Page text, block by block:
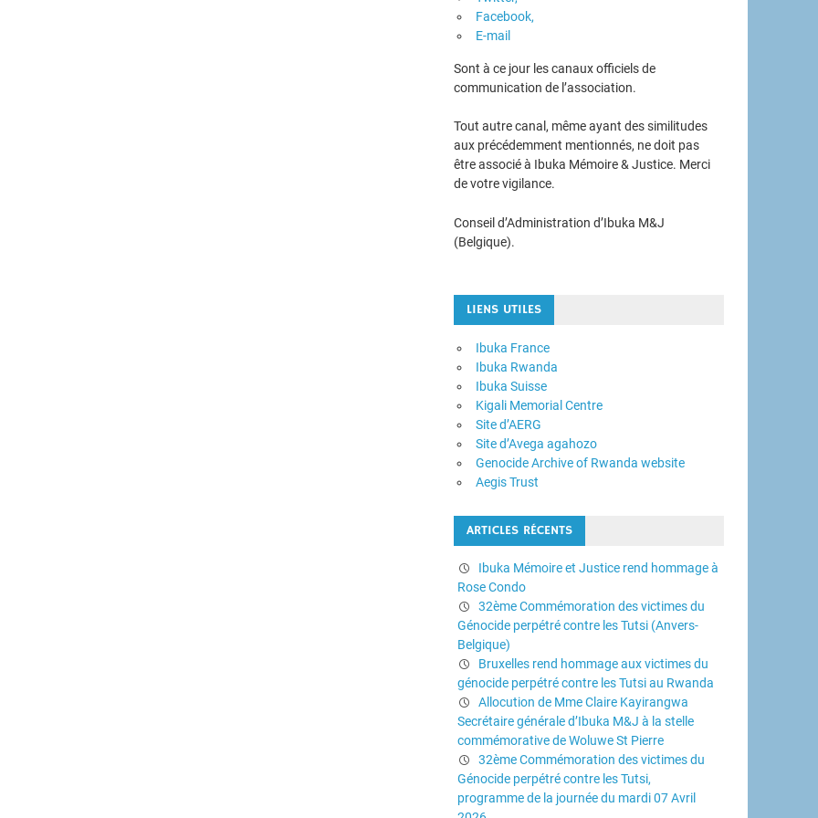
Facebook,
E-mail
Sont à ce jour les canaux officiels de
communication de l’association.
Tout autre canal, même ayant des similitudes
aux précédemment mentionnés, ne doit pas
être associé à Ibuka Mémoire & Justice. Merci
de votre vigilance.
Conseil d’Administration d’Ibuka M&J
(Belgique).
LIENS UTILES
Ibuka France
Ibuka Rwanda
Ibuka Suisse
Kigali Memorial Centre
Site d’AERG
Site d’Avega agahozo
Genocide Archive of Rwanda website
Aegis Trust
ARTICLES RÉCENTS
Ibuka Mémoire et Justice rend hommage à
Rose Condo
32ème Commémoration des victimes du
Génocide perpétré contre les Tutsi (Anvers-
Belgique)
Bruxelles rend hommage aux victimes du
génocide perpétré contre les Tutsi au Rwanda
Allocution de Mme Claire Kayirangwa
Secrétaire générale d’Ibuka M&J à la stelle
commémorative de Woluwe St Pierre
32ème Commémoration des victimes du
Génocide perpétré contre les Tutsi,
programme de la journée du mardi 07 Avril